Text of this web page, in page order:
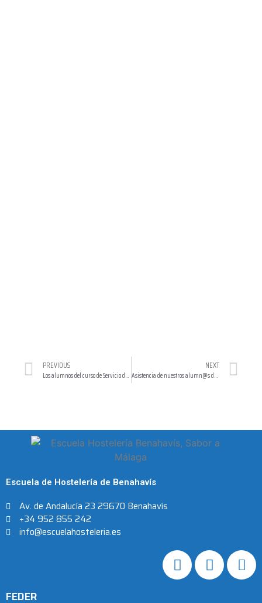
PREVIOUS
Los alumnos del curso de Servicio de Restaurante/Bar estuvieron visitando las Bodegas Morisanto en Ronda
NEXT
Asistencia de nuestros alumn@s de sala a la charla de Irene Banet, sumiller del Restaurante Bardal en Ronda
Escuela de Hostelería de Benahavís
Av. de Andalucía 23 29670 Benahavís
+34 952 855 242
info@escuelahosteleria.es
FEDER